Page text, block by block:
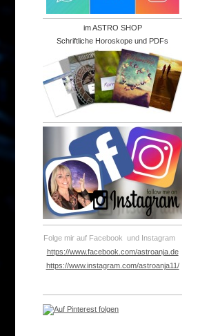
im ASTRO SHOP
Schriftliche Horoskope und PDFs
Folge mir auf Facebook und Instagram
https://www.facebook.com/astroanja.de
https://www.instagram.com/astroanja11/